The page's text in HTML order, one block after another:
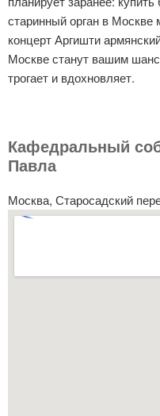
старинный орган в
концерт Аргишти
Москве станут вашим
трогает и вдохновляет.
Кафедральный
Павла
Москва, Старосадский